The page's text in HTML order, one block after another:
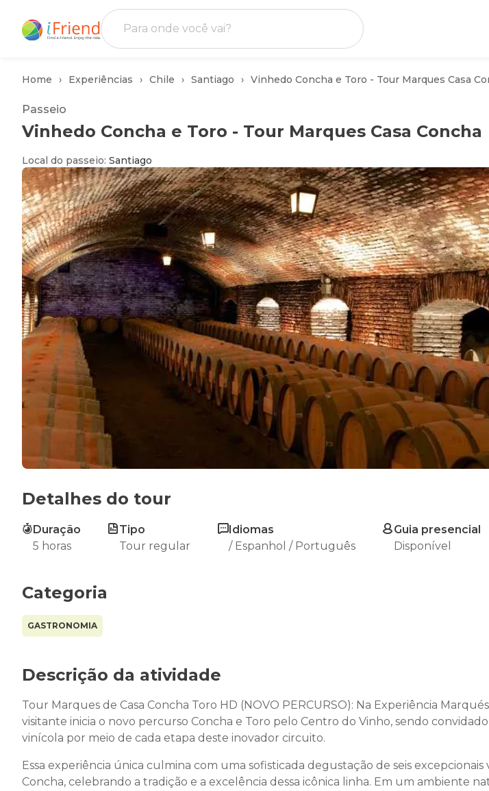
Home Experiências Chile Santiago Vinhedo Concha e Toro - Tour Marques Casa
Passeio
Vinhedo Concha e Toro - Tour Marques Casa Concha
Local do passeio: Santiago
Detalhes do tour
Duração
5 horas
Tipo
Tour regular
Idiomas
/ Espanhol / Português
Guia presencial
Disponível
Categoria
GASTRONOMIA
Descrição da atividade
Tour Marques de Casa Concha Toro HD (NOVO PERCURSO): Na Experiência
visitante inicia o novo percurso Concha e Toro pelo Centro do Vinho, sendo convidado
vinícola por meio de cada etapa deste inovador circuito.
Essa experiência única culmina com uma sofisticada degustação de seis excepcionais
Concha, celebrando a tradição e a excelência dessa icônica linha. Em um ambiente